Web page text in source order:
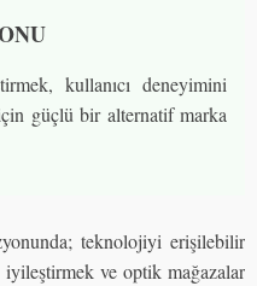
kullanıcı deneyimini
güçlü bir alternatif marka
teknolojiyi erişilebilir
ve optik mağazalar